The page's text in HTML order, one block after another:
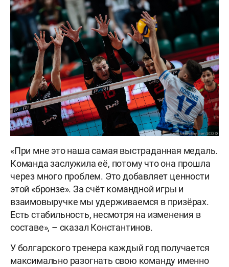
«При мне это наша самая выстраданная медаль.
Команда заслужила её, потому что она прошла
через много проблем. Это добавляет ценности
этой «бронзе». За счёт командной игры и
взаимовыручке мы удерживаемся в призёрах.
Есть стабильность, несмотря на изменения в
составе», – сказал Константинов.
У болгарского тренера каждый год получается
максимально разогнать свою команду именно